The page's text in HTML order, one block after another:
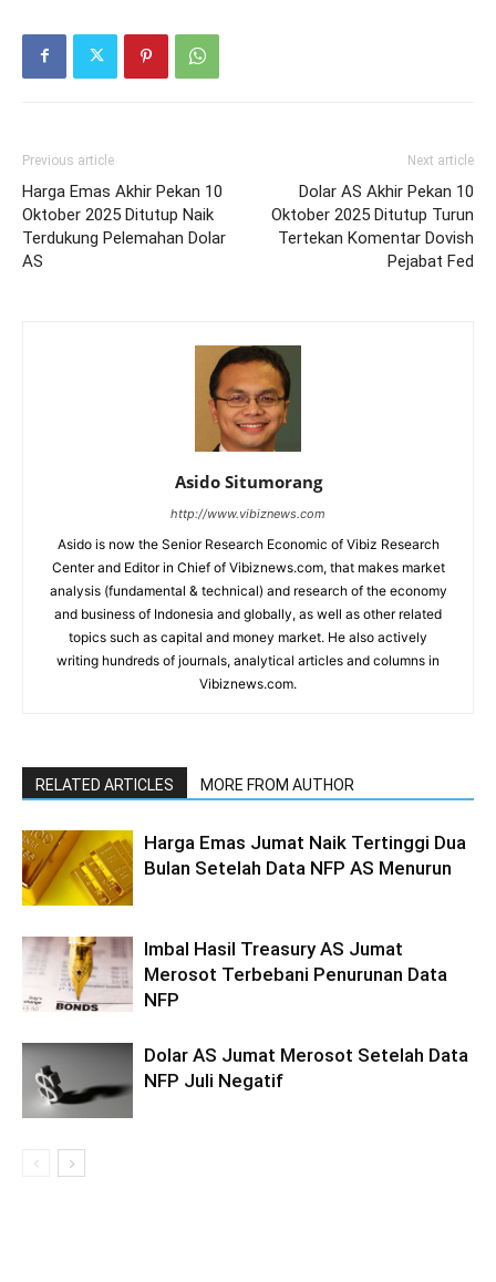
Previous article
Harga Emas Akhir Pekan 10
Oktober 2025 Ditutup Naik
Terdukung Pelemahan Dolar
AS
Next article
Dolar AS Akhir Pekan 10
Oktober 2025 Ditutup Turun
Tertekan Komentar Dovish
Pejabat Fed
Asido Situmorang
http://www.vibiznews.com
Asido is now the Senior Research Economic of Vibiz Research
Center and Editor in Chief of Vibiznews.com, that makes market
analysis (fundamental & technical) and research of the economy
and business of Indonesia and globally, as well as other related
topics such as capital and money market. He also actively
writing hundreds of journals, analytical articles and columns in
Vibiznews.com.
RELATED ARTICLES MORE FROM AUTHOR
Harga Emas Jumat Naik Tertinggi Dua
Bulan Setelah Data NFP AS Menurun
Imbal Hasil Treasury AS Jumat
Merosot Terbebani Penurunan Data
NFP
Dolar AS Jumat Merosot Setelah Data
NFP Juli Negatif